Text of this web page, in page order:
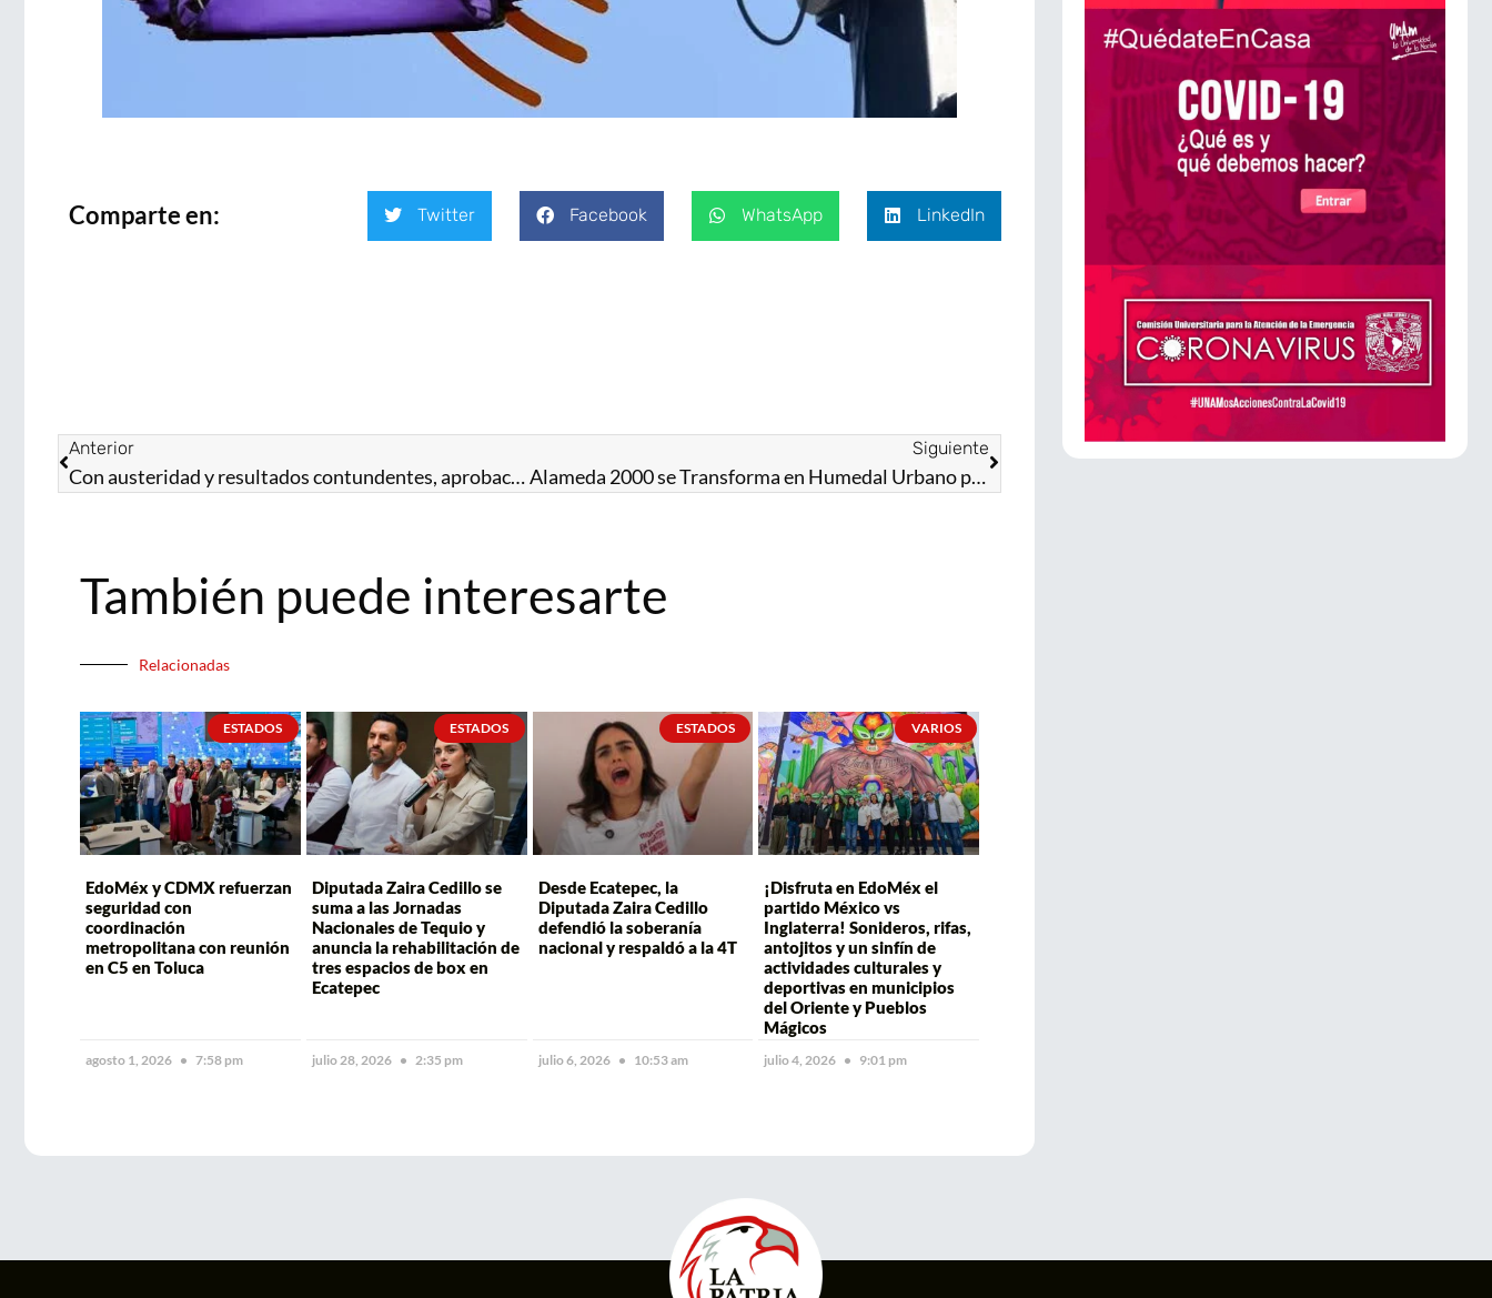
Comparte en: Twitter Facebook WhatsApp LinkedIn
Anterior
Con austeridad y resultados contundentes, aprobación de Delfina Gómez alcanza 65.7% y se coloca entre los 5 mejores del país
Siguiente
Alameda 2000 se Transforma en Humedal Urbano para Frenar Inundaciones
También puede interesarte
Relacionadas
ESTADOS
EdoMéx y CDMX refuerzan
seguridad con
coordinación
metropolitana con reunión
en C5 en Toluca
agosto 1, 2026 7:58 pm
ESTADOS
Diputada Zaira Cedillo se
suma a las Jornadas
Nacionales de Tequio y
anuncia la rehabilitación de
tres espacios de box en
Ecatepec
julio 28, 2026 2:35 pm
ESTADOS
Desde Ecatepec, la
Diputada Zaira Cedillo
defendió la soberanía
nacional y respaldó a la 4T
julio 6, 2026 10:53 am
VARIOS
¡Disfruta en EdoMéx el
partido México vs
Inglaterra! Sonideros, rifas,
antojitos y un sinfín de
actividades culturales y
deportivas en municipios
del Oriente y Pueblos
Mágicos
julio 4, 2026 9:01 pm